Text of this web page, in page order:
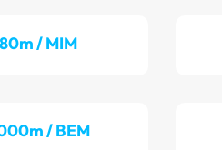
80m / MIM
/ BEM